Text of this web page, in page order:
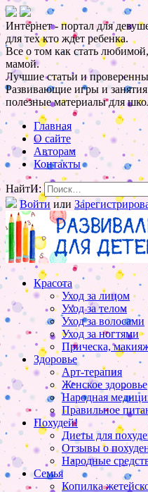
Интернет - портал для
для тех кто ждет ребенка.
Все о том как стать
мамой.
Лучшие статьи и
Развивающие игры и занятия
полезные материалы для
Главная
О сайте
Авторам
Контакты
НайтИ:
Войти или
Красота
Уход за лицом
Уход за телом
Уход за волосами
Уход за ногтями
Прическа,
Здоровье
Арт-терапия
Женское здоровье
Народная
Правильное
Похудей!
Диеты для
Отзывы о
Народные
Семья
Копилка